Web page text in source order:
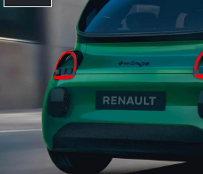
Yerel Yaşam
Canlı Yayın